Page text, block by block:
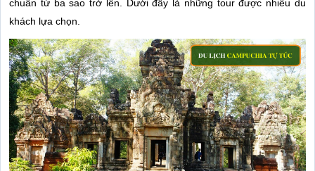
chuẩn từ ba sao trở lên. Dưới đây là những tour được nhiều du
khách lựa chọn.